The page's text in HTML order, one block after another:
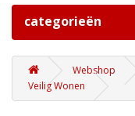
categorieën
Webshop
Veilig Wonen